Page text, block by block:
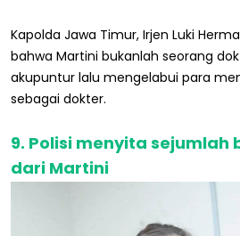
Kapolda Jawa Timur, Irjen Luki
bahwa Martini bukanlah seorang
akupuntur lalu mengelabui para
sebagai dokter.
9. Polisi menyita sejumlah
dari Martini